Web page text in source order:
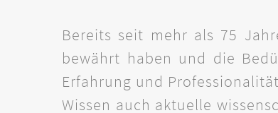
Bereits seit mehr als 75
bewährt haben und die
Erfahrung und
Wissen auch aktuelle